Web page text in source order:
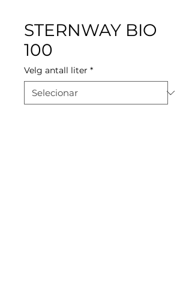
STERNWAY BIO
100
Velg antall liter *